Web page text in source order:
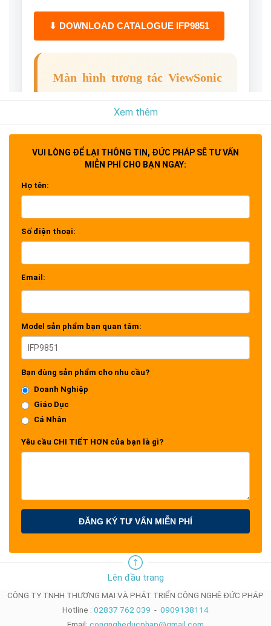
⬇ DOWNLOAD CATALOGUE IFP9851
Màn hình tương tác ViewSonic
ViewBoard IFP9851
ViewSonic ViewBoard® IFP9851là màn
tiết kiệm năng lượng vượt trội cho lớp học
và doanh nghiệp. Với kích thước cực lớn
giảng dạy và hội họp trong không gian rộng
lớn.
và chạy trên nền tảngAndroid 14, mang
EPEAT Silver, cam kết tiết kiệm năng
lượng, thân thiện với môi trường – giải pháp
triển bền vững.
TÍNH NĂNG NỔI BẬT CỦA
VIEWBOARD IFP9851
Xem thêm
VUI LÒNG ĐỂ LẠI THÔNG TIN, ĐỨC PHÁP SẼ TƯ VẤN
MIỄN PHÍ CHO BẠN NGAY:
Họ tên:
Số điện thoại:
Email:
Model sản phẩm bạn quan tâm:
Bạn dùng sản phẩm cho nhu cầu?
Doanh Nghiệp
Giáo Dục
Cá Nhân
Yêu cầu CHI TIẾT HƠN của bạn là gì?
ĐĂNG KÝ TƯ VẤN MIỄN PHÍ
Lên đầu trang
CÔNG TY TNHH THƯƠNG MẠI VÀ PHÁT TRIỂN CÔNG NGHỆ ĐỨC PHÁP
Hotline : 02837 762 039 - 0909138114
Email: congngheducphap@gmail.com